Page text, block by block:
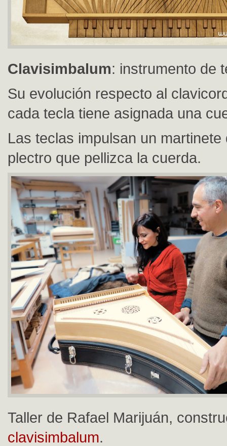
Clavisimbalum: instrumento de
Su evolución respecto al
cada tecla tiene asignada una
Las teclas impulsan un martinete
plectro que pellizca la cuerda.
Taller de Rafael Marijuán,
clavisimbalum.